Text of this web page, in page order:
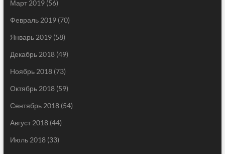
Март 2019(56)
Февраль 2019(70)
Январь 2019(58)
Декабрь 2018(49)
Ноябрь 2018(73)
Октябрь 2018(59)
Сентябрь 2018(54)
Август 2018(44)
Июль 2018(33)